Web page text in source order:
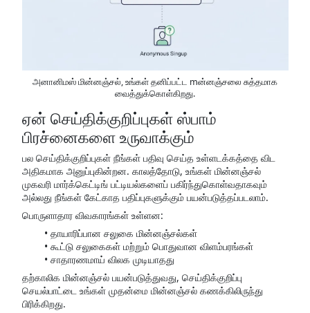
அனானிமஸ் மின்னஞ்சல், உங்கள் தனிப்பட்ட mன்னஞ்சலை சுத்தமாக
வைத்துக்கொள்கிறது.
ஏன் செய்திக்குறிப்புகள் ஸ்பாம்
பிரச்னைகளை உருவாக்கும்
பல செய்திக்குறிப்புகள் நீங்கள் பதிவு செய்த உள்ளடக்கத்தை விட
அதிகமாக அனுப்புகின்றன. காலத்தோடு, உங்கள் மின்னஞ்சல்
முகவரி மார்க்கெட்டிங் பட்டியல்களைப் பகிர்ந்துகொள்வதாகவும்
அல்லது நீங்கள் கேட்காத பதிப்புகளுக்கும் பயன்படுத்தப்படலாம்.
பொருளாதார விவகாரங்கள் உள்ளன:
தாயாரிப்பான சலுகை மின்னஞ்சல்கள்
கூட்டு சலுகைகள் மற்றும் பொதுவான விளம்பரங்கள்
சாதாரணமாய் விலக முடியாதது
தற்காலிக மின்னஞ்சல் பயன்படுத்துவது, செய்திக்குறிப்பு
செயல்பாட்டை உங்கள் முதன்மை மின்னஞ்சல் கணக்கிலிருந்து
பிரிக்கிறது.